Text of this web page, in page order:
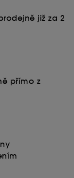
již za 2
přímo z